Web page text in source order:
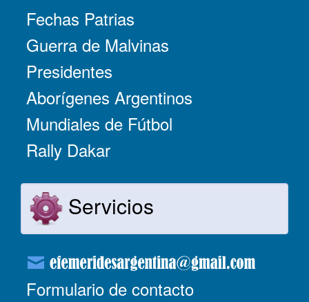
Fechas Patrias
Guerra de Malvinas
Presidentes
Aborígenes Argentinos
Mundiales de Fútbol
Rally Dakar
Servicios
Formulario de contacto